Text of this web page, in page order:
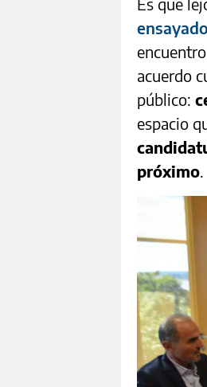
acuerdo
público:
espacio
próximo.